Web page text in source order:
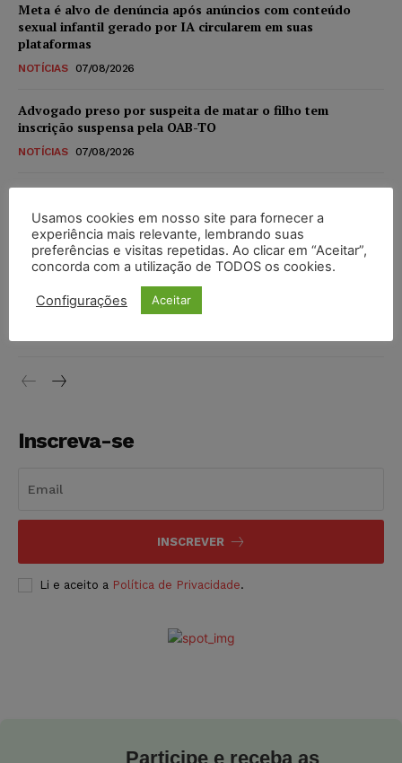
Meta é alvo de denúncia após anúncios com conteúdo
sexual infantil gerado por IA circularem em suas
plataformas
NOTÍCIAS 07/08/2026
Advogado preso por suspeita de matar o filho tem
inscrição suspensa pela OAB-TO
NOTÍCIAS 07/08/2026
novos para pessoas com deficiência e autistas de todos os
níveis
DIREITO TRIBUTÁRIO 07/08/2026
Justiça do Trabalho mantém justa causa de empregado que
vendia canetas emagrecedoras no local de trabalho
Inscreva-se
INSCREVER
Li e aceito a Política de Privacidade.
Participe e receba as
Usamos cookies em nosso site para fornecer a
experiência mais relevante, lembrando suas
preferências e visitas repetidas. Ao clicar em “Aceitar”,
concorda com a utilização de TODOS os cookies.
Configurações Aceitar